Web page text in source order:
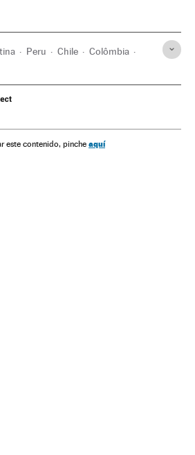
Peru Chile Colômbia
económica coronavirus covid-19
este contenido, pinche aquí